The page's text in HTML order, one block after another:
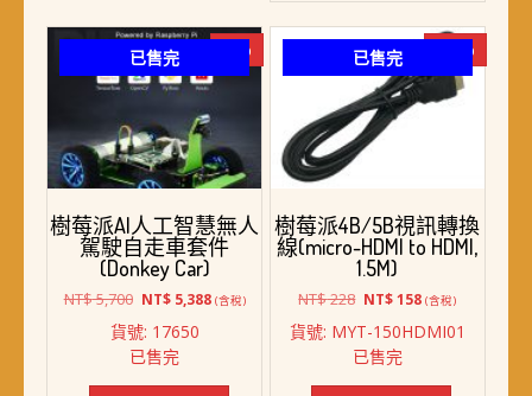
已售完 -31%
樹莓派4B/5B視訊轉換
線(micro-HDMI to HDMI,
1.5M)
NT$228 原
價
格：
NT$ 228。
NT$158目
價
NT$ 158。
(含稅)
貨號: MYT-150HDMI01
已售完
已售完 -5%
樹莓派AI人工智慧無人
駕駛自走車套件
(Donkey Car)
NT$5,700 原
價
格：
NT$ 5,700。
NT$5,388目
NT$ 5,388。
(含稅)
貨號: 17650
已售完